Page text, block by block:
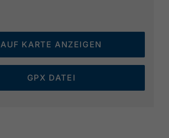
AUF KARTE ANZEIGEN
GPX DATEI